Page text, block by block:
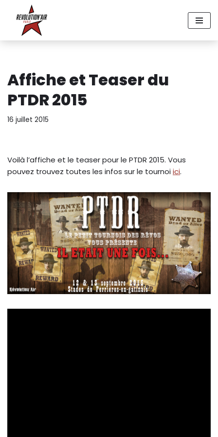
Affiche et Teaser du
PTDR 2015
16 juillet 2015
Voilà l’affiche et le teaser pour le PTDR 2015. Vous
pouvez trouvez toutes les infos sur le tournoiici.